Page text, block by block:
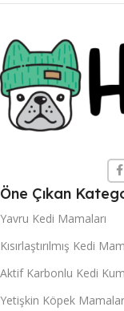
Öne Çıkan
Yavru Kedi Mamaları
Kısırlaştırılmış Kedi
Aktif Karbonlu Kedi
Yetişkin Köpek